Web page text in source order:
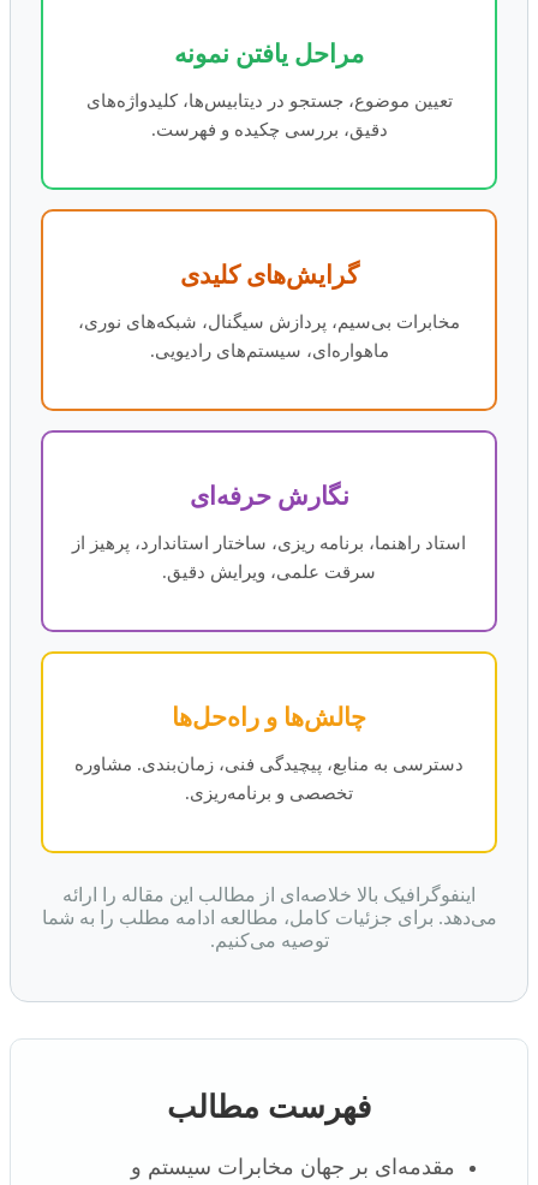
مراحل یافتن نمونه
تعیین موضوع، جستجو در دیتابیس‌ها، کلیدواژه‌های
دقیق، بررسی چکیده و فهرست.
گرایش‌های کلیدی
مخابرات بی‌سیم، پردازش سیگنال، شبکه‌های نوری،
ماهواره‌ای، سیستم‌های رادیویی.
نگارش حرفه‌ای
استاد راهنما، برنامه ریزی، ساختار استاندارد، پرهیز از
سرقت علمی، ویرایش دقیق.
چالش‌ها و راه‌حل‌ها
دسترسی به منابع، پیچیدگی فنی، زمان‌بندی. مشاوره
تخصصی و برنامه‌ریزی.
اینفوگرافیک بالا خلاصه‌ای از مطالب این مقاله را ارائه
می‌دهد. برای جزئیات کامل، مطالعه ادامه مطلب را به شما
توصیه می‌کنیم.
فهرست مطالب
مقدمه‌ای بر جهان مخابرات سیستم و